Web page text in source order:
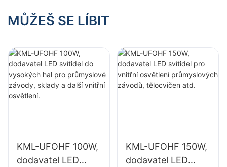
průmyslových
atd.
MŮŽEŠ SE LÍBIT
KML-UFOHF 100W,
dodavatel LED
KML-UFOHF 150W,
dodavatel LED